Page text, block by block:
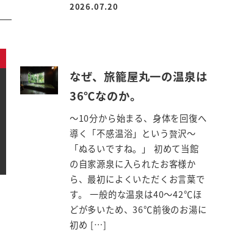
投稿日
2026.07.20
なぜ、旅籠屋丸一の温泉は
36℃なのか。
～10分から始まる、身体を回復へ
導く「不感温浴」という贅沢～
「ぬるいですね。」 初めて当館
の自家源泉に入られたお客様か
ら、最初によくいただくお言葉で
す。 一般的な温泉は40～42℃ほ
どが多いため、36℃前後のお湯に
初め […]